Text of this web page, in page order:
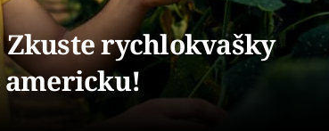
rychlokvašky
americku!